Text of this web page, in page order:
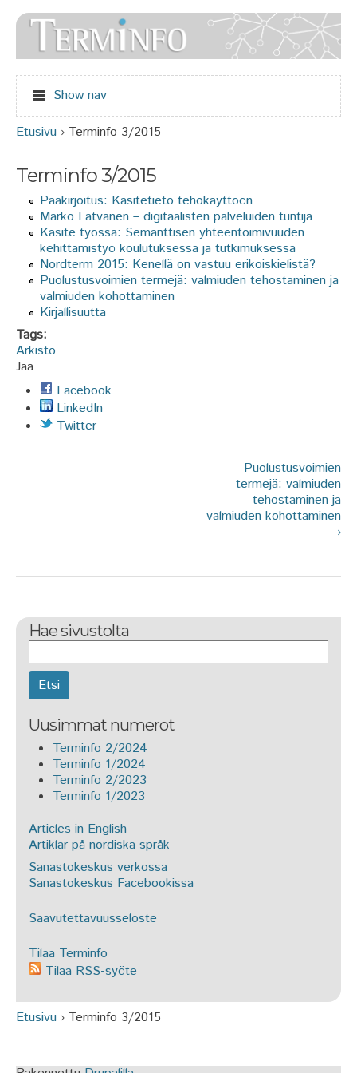
Jump to navigation
Show nav
Etusivu › Terminfo 3/2015
Terminfo 3/2015
Pääkirjoitus: Käsitetieto tehokäyttöön
Marko Latvanen – digitaalisten palveluiden tuntija
Käsite työssä: Semanttisen yhteentoimivuuden
kehittämistyö koulutuksessa ja tutkimuksessa
Nordterm 2015: Kenellä on vastuu erikoiskielistä?
Puolustusvoimien termejä: valmiuden tehostaminen ja
valmiuden kohottaminen
Kirjallisuutta
Tags:
Arkisto
Jaa
Facebook
LinkedIn
Twitter
Puolustusvoimien
termejä: valmiuden
tehostaminen ja
valmiuden kohottaminen
›
Hae sivustolta
Uusimmat numerot
Terminfo 2/2024
Terminfo 1/2024
Terminfo 2/2023
Terminfo 1/2023
Articles in English
Artiklar på nordiska språk
Sanastokeskus verkossa
Sanastokeskus Facebookissa
Saavutettavuusseloste
Tilaa Terminfo
Tilaa RSS-syöte
Etusivu › Terminfo 3/2015